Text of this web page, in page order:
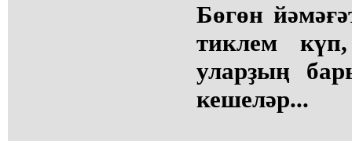
Бөгөн
тиклем
уларҙың
кешеләр...